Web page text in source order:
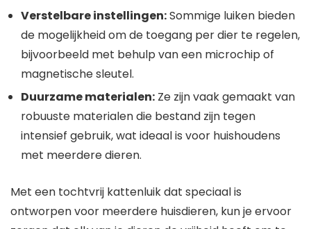
Verstelbare instellingen:Sommige luiken bieden
de mogelijkheid om de toegang per dier te regelen,
bijvoorbeeld met behulp van een microchip of
magnetische sleutel.
Duurzame materialen: Ze zijn vaak gemaakt van
robuuste materialen die bestand zijn tegen
intensief gebruik, wat ideaal is voor huishoudens
met meerdere dieren.
Met een tochtvrij kattenluik dat speciaal is
ontworpen voor meerdere huisdieren, kun je ervoor